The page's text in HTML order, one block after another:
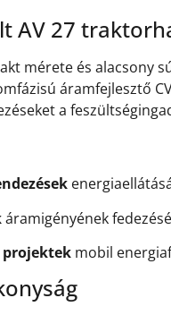
AV 27
mérete és alacsony
áramfejlesztő
a
áramigényének
mobil